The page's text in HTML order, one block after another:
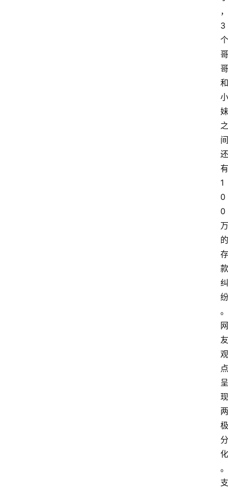
，
3
个
哥
哥
和
小
妹
之
间
还
有
1
0
0
万
的
存
款
纠
纷
。
网
友
观
点
呈
现
两
极
分
化
。
支